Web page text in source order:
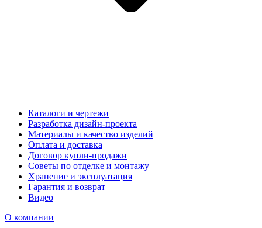
Каталоги и чертежи
Разработка дизайн-проекта
Материалы и качество изделий
Оплата и доставка
Договор купли-продажи
Советы по отделке и монтажу
Хранение и эксплуатация
Гарантия и возврат
Видео
О компании